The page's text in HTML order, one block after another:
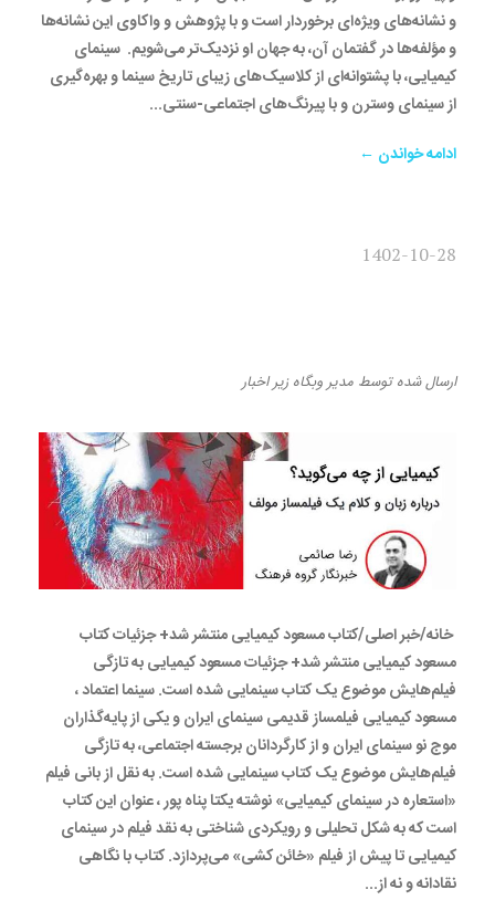
و نشانه‌های ویژه‌ای برخوردار است و با پژوهش و واکاوی این نشانه‌ها
و مؤلفه‌ها در گفتمان آن، به جهان او نزدیک‌تر می‌شویم. سینمای
کیمیایی، با پشتوانه‌ای از کلاسیک‌های زیبای تاریخ سینما و بهره‌گیری
از سینمای وسترن و با پیرنگ‌های اجتماعی-سنتی...
ادامه خواندن ←
1402-10-28
ارسال شدهتوسط مدیر وبگاه زیراخبار
خانه/خبر اصلی/کتاب مسعود کیمیایی منتشر شد+ جزئیات کتاب
مسعود کیمیایی منتشر شد+ جزئیات مسعود کیمیایی به تازگی
فیلم‌هایش موضوع یک کتاب سینمایی شده است. سینما اعتماد ،
مسعود کیمیایی فیلمساز قدیمی سینمای ایران و یکی از پایه‌گذاران
موج نو سینمای ایران و از کارگردانان برجسته اجتماعی، به تازگی
فیلم‌هایش موضوع یک کتاب سینمایی شده است. به نقل از بانی فیلم
«استعاره در سینمای کیمیایی» نوشته یکتا پناه پور ، عنوان این کتاب
است که به شکل تحلیلی و رویکردی شناختی به نقد فیلم در سینمای
کیمیایی تا پیش از فیلم «خائن کشی» می‌پردازد. کتاب با نگاهی
نقادانه و نه از...